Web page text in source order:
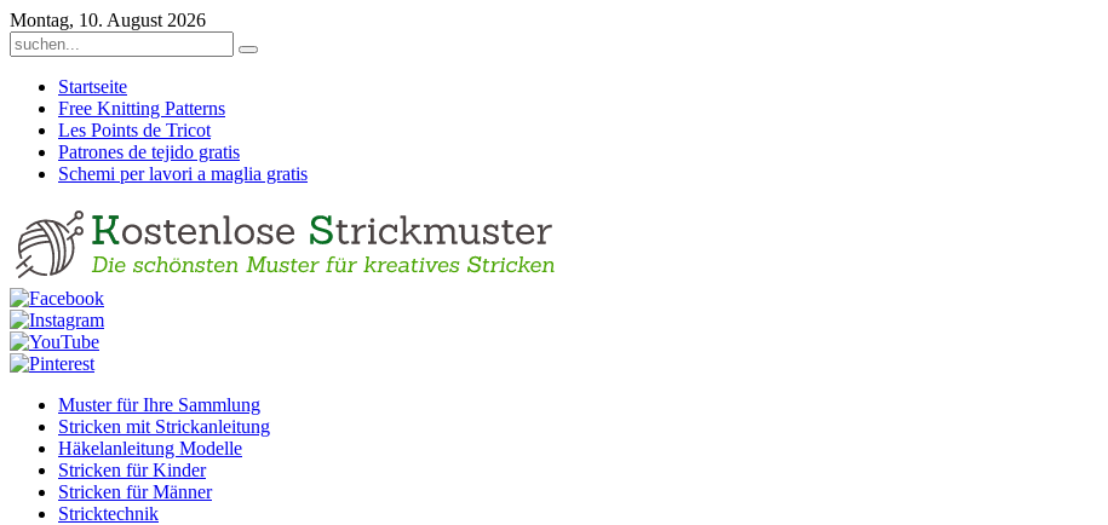
Montag, 10. August 2026
Startseite
Free Knitting Patterns
Les Points de Tricot
Patrones de tejido gratis
Schemi per lavori a maglia gratis
Muster für Ihre Sammlung
Stricken mit Strickanleitung
Häkelanleitung Modelle
Stricken für Kinder
Stricken für Männer
Stricktechnik